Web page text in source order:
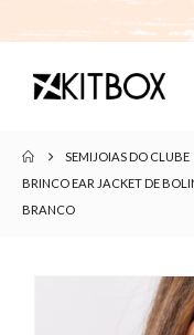
SEMIJOIAS DO CLUBE
BRINCO EAR JACKET DE
BRANCO